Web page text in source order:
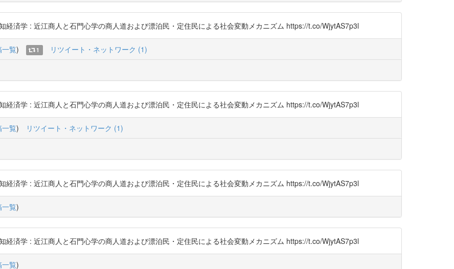
経済学 : 近江商人と石門心学の商人道および漂泊民・定住民による社会変動メカニズム https://t.co/WjytAS7p3l
一覧) 1 リツイート・ネットワーク (1)
経済学 : 近江商人と石門心学の商人道および漂泊民・定住民による社会変動メカニズム https://t.co/WjytAS7p3l
一覧) リツイート・ネットワーク (1)
経済学 : 近江商人と石門心学の商人道および漂泊民・定住民による社会変動メカニズム https://t.co/WjytAS7p3l
一覧)
経済学 : 近江商人と石門心学の商人道および漂泊民・定住民による社会変動メカニズム https://t.co/WjytAS7p3l
一覧)